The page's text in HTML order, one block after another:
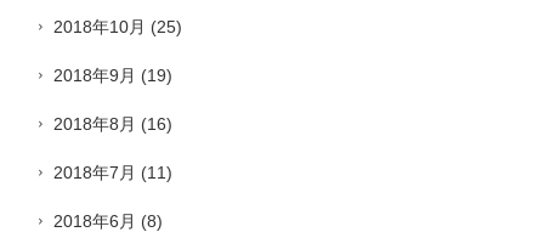
2018年10月 (25)
2018年9月 (19)
2018年8月 (16)
2018年7月 (11)
2018年6月 (8)